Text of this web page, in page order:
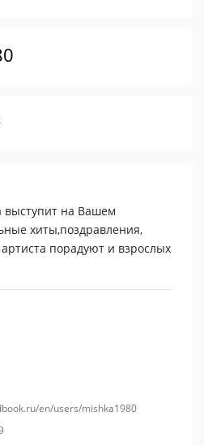
на Вашем
хиты,поздравления,
артиста порадуют и взрослых
en/users/mishka1980